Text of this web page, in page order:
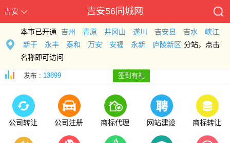
吉安 吉安56同城网
本市已开通 吉州 青原 井冈山 遂川 吉安县 吉水
峡江
新干
永丰 泰和 万安 安福 永新 庐陵新区 分站，点击
名称即可访问
发布 : 13899 签到有礼
公司转让 公司注册 商标代理 网站建设 商标转让